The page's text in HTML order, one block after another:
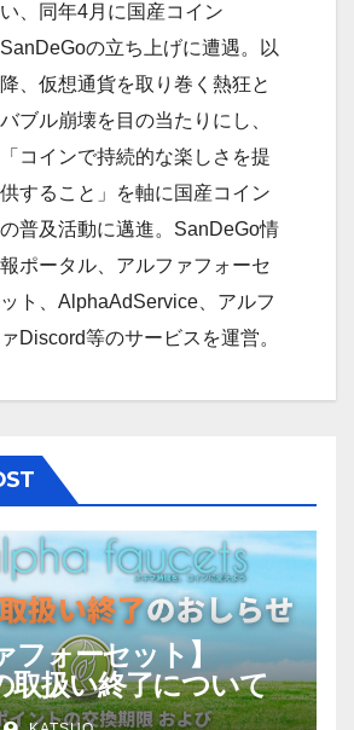
い、同年4月に国産コイン
SanDeGoの立ち上げに遭遇。以
降、仮想通貨を取り巻く熱狂と
バブル崩壊を目の当たりにし、
「コインで持続的な楽しさを提
供すること」を軸に国産コイン
の普及活動に邁進。SanDeGo情
報ポータル、アルファフォーセ
ット、AlphaAdService、アルフ
ァDiscord等のサービスを運営。
フォーセット】
扱い終了について